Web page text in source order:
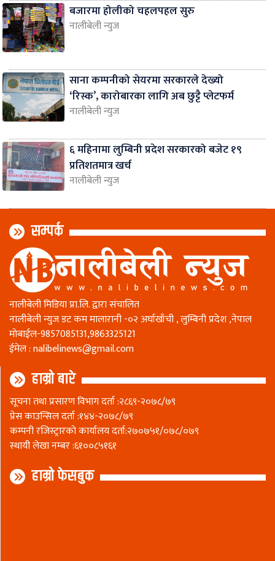
बजारमा होलीको चहलपहल सुरु
नालीबेली न्युज
साना कम्पनीको सेयरमा सरकारले देख्यो
‘रिस्क’, कारोबारका लागि अब छुट्टै प्लेटफर्म
नालीबेली न्युज
६ महिनामा लुम्बिनी प्रदेश सरकारको बजेट १९
प्रतिशतमात्र खर्च
नालीबेली न्युज
सम्पर्क
नालीबेली मिडिया प्रा.लि. द्वारा संचालित
नालीबेली न्युज डट कम मालारानी -०२ अर्घाखाँची , लुम्बिनी प्रदेश ,नेपाल
माेबाईल-9857085131,9863325121
ईमेल :nalibelinews@gmail.com
हाम्रो बारे
सूचना तथा प्रसारण विभाग दर्ता :२८६९-२०७८/७९
प्रेस काउन्सिल दर्ता :१४४-२०७८/७९
कम्पनी रजिस्ट्रारकाे कार्यालय दर्ता:२७०७५१/०७८/०७९
स्थायी लेखा नम्बर :६१००८५१६१
हाम्रो फेसबुक